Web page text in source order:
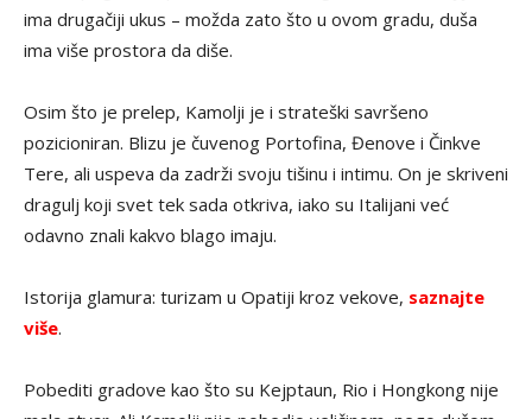
ima drugačiji ukus – možda zato što u ovom gradu, duša
ima više prostora da diše.
Osim što je prelep, Kamolji je i strateški savršeno
pozicioniran. Blizu je čuvenog Portofina, Đenove i Činkve
Tere, ali uspeva da zadrži svoju tišinu i intimu. On je skriveni
dragulj koji svet tek sada otkriva, iako su Italijani već
odavno znali kakvo blago imaju.
Istorija glamura: turizam u Opatiji kroz vekove, saznajte
više.
Pobediti gradove kao što su Kejptaun, Rio i Hongkong nije